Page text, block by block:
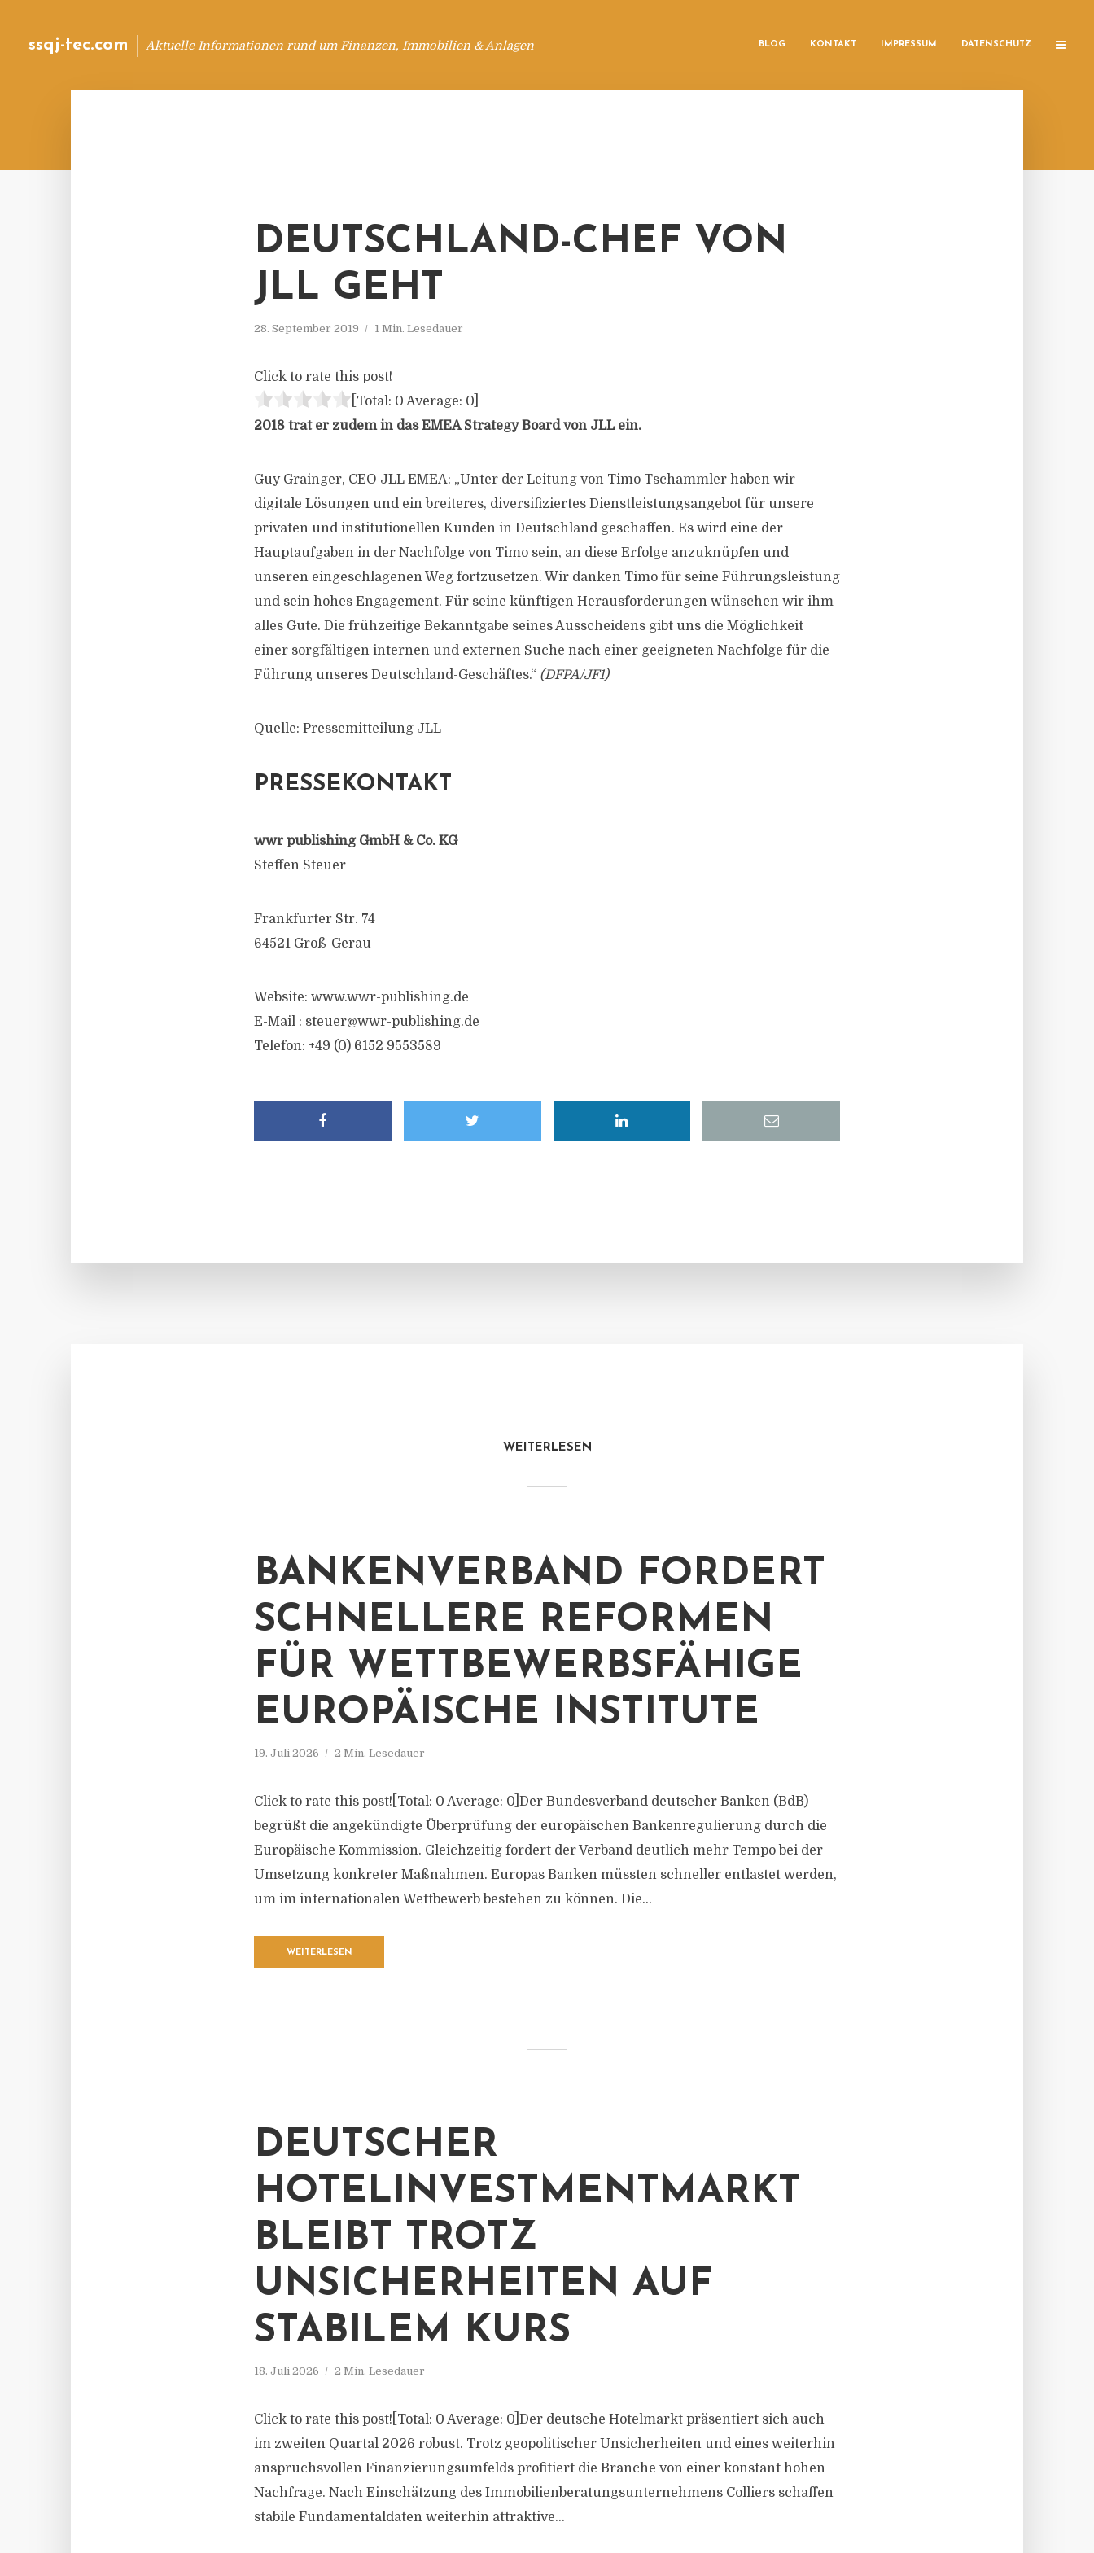
ssqj-tec.com Aktuelle Informationen rund um Finanzen, Immobilien & Anlagen BLOG KONTAKT IMPRESSUM DATENSCHUTZ
DEUTSCHLAND-CHEF VON
JLL GEHT
28. September 2019 1 Min. Lesedauer
Click to rate this post!
[Total: 0 Average: 0
2018 trat er zudem in das EMEA Strategy Board von JLL ein.
Guy Grainger, CEO JLL EMEA: „Unter der Leitung von Timo Tschammler haben wir
digitale Lösungen und ein breiteres, diversifiziertes Dienstleistungsangebot für unsere
privaten und institutionellen Kunden in Deutschland geschaffen. Es wird eine der
Hauptaufgaben in der Nachfolge von Timo sein, an diese Erfolge anzuknüpfen und
unseren eingeschlagenen Weg fortzusetzen. Wir danken Timo für seine Führungsleistung
und sein hohes Engagement. Für seine künftigen Herausforderungen wünschen wir ihm
alles Gute. Die frühzeitige Bekanntgabe seines Ausscheidens gibt uns die Möglichkeit
einer sorgfältigen internen und externen Suche nach einer geeigneten Nachfolge für die
Führung unseres Deutschland-Geschäftes.“ (DFPA/JF1)
Quelle: Pressemitteilung JLL
PRESSEKONTAKT
wwr publishing GmbH & Co. KG
Steffen Steuer
Frankfurter Str. 74
64521 Groß-Gerau
Website: www.wwr-publishing.de
E-Mail : steuer@wwr-publishing.de
Telefon: +49 (0) 6152 9553589
WEITERLESEN
BANKENVERBAND FORDERT
SCHNELLERE REFORMEN
FÜR WETTBEWERBSFÄHIGE
EUROPÄISCHE INSTITUTE
19. Juli 2026 2 Min. Lesedauer
Click to rate this post![Total: 0 Average: 0]Der Bundesverband deutscher Banken (BdB)
begrüßt die angekündigte Überprüfung der europäischen Bankenregulierung durch die
Europäische Kommission. Gleichzeitig fordert der Verband deutlich mehr Tempo bei der
Umsetzung konkreter Maßnahmen. Europas Banken müssten schneller entlastet werden,
um im internationalen Wettbewerb bestehen zu können. Die...
WEITERLESEN
DEUTSCHER
HOTELINVESTMENTMARKT
BLEIBT TROTZ
UNSICHERHEITEN AUF
STABILEM KURS
18. Juli 2026 2 Min. Lesedauer
Click to rate this post![Total: 0 Average: 0]Der deutsche Hotelmarkt präsentiert sich auch
im zweiten Quartal 2026 robust. Trotz geopolitischer Unsicherheiten und eines weiterhin
anspruchsvollen Finanzierungsumfelds profitiert die Branche von einer konstant hohen
Nachfrage. Nach Einschätzung des Immobilienberatungsunternehmens Colliers schaffen
stabile Fundamentaldaten weiterhin attraktive...